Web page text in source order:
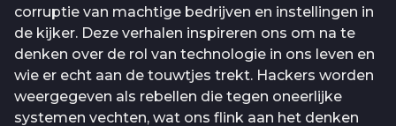
corruptie van machtige bedrijven en instellingen in
de kijker. Deze verhalen inspireren ons om na te
denken over de rol van technologie in ons leven en
wie er echt aan de touwtjes trekt. Hackers worden
weergegeven als rebellen die tegen oneerlijke
systemen vechten, wat ons flink aan het denken